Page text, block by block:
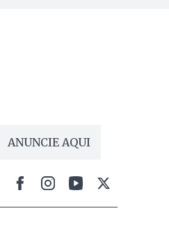
ANUNCIE AQUI